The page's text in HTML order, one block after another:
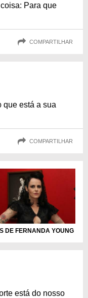
Para que
COMPARTILHAR
que está a sua
COMPARTILHAR
DE FERNANDA YOUNG
está do nosso